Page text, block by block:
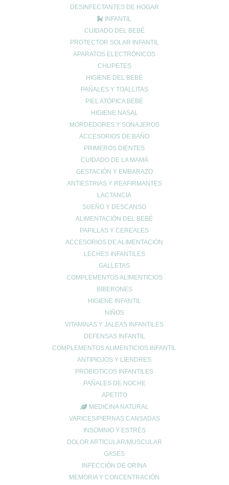
DESINFECTANTES DE HOGAR
INFANTIL
CUIDADO DEL BEBÉ
PROTECTOR SOLAR INFANTIL
APARATOS ELECTRÓNICOS
CHUPETES
HIGIENE DEL BEBÉ
PAÑALES Y TOALLITAS
PIEL ATÓPICA BEBÉ
HIGIENE NASAL
MORDEDORES Y SONAJEROS
ACCESORIOS DE BAÑO
PRIMEROS DIENTES
CUIDADO DE LA MAMÁ
GESTACIÓN Y EMBARAZO
ANTIESTRIAS Y REAFIRMANTES
LACTANCIA
SUEÑO Y DESCANSO
ALIMENTACIÓN DEL BEBÉ
PAPILLAS Y CEREALES
ACCESORIOS DE ALIMENTACIÓN
LECHES INFANTILES
GALLETAS
COMPLEMENTOS ALIMENTICIOS
BIBERONES
HIGIENE INFANTIL
NIÑOS
VITAMINAS Y JALEAS INFANTILES
DEFENSAS INFANTIL
COMPLEMENTOS ALIMENTICIOS INFANTIL
ANTIPIOJOS Y LIENDRES
PROBIOTICOS INFANTILES
PAÑALES DE NOCHE
APETITO
MEDICINA NATURAL
VARICES/PIERNAS CANSADAS
INSOMNIO Y ESTRÉS
DOLOR ARTICULAR/MUSCULAR
GASES
INFECCIÓN DE ORINA
MEMORIA Y CONCENTRACIÓN
gota y la alimentación
Creatina: El secreto para maximizar tu rendimiento y cuidar tu
Cuidado de las articulaciones
Prevención del cáncer
Prevenir lesiones
problemas digestivos